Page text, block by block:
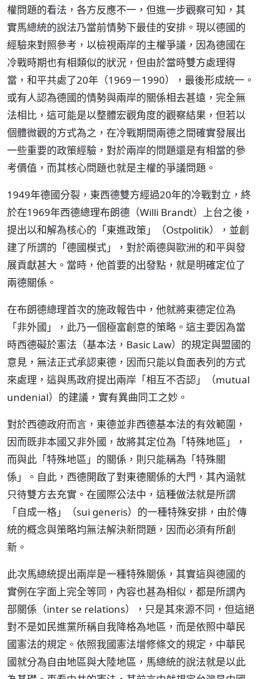
權問題的看法，各方反應不一，但進一步觀察可知，其
實馬總統的說法乃當前情勢下最佳的安排。現以德國的
經驗來對照參考，以檢視兩岸的主權爭議，因為德國在
冷戰時期也有相類似的狀況，但由於當時雙方處理得
當，和平共處了20年（1969－1990），最後形成統一。
或有人認為德國的情勢與兩岸的關係相去甚遠，完全無
法相比，這可能是以整體宏觀角度的觀察結果，但若以
個體微觀的方式為之，在冷戰期間兩德之間確實發展出
一些重要的政策經驗，對於兩岸的問題還是有相當的參
考價值，而其核心問題也就是主權的爭議問題。
1949年德國分裂，東西德雙方經過20年的冷戰對立，終
於在1969年西德總理布朗德（Willi Brandt）上台之後，
提出以和解為核心的「東進政策」（Ostpolitik），並創
建了所謂的「德國模式」，對於兩德與歐洲的和平與發
展貢獻甚大。當時，他首要的出發點，就是明確定位了
兩德關係。
在布朗德總理首次的施政報告中，他就將東德定位為
「非外國」，此乃一個極富創意的策略。這主要因為當
時西德礙於憲法（基本法，Basic Law）的規定與盟國的
意見，無法正式承認東德，因而只能以負面表列的方式
來處理，這與馬政府提出兩岸「相互不否認」（mutual
undenial）的建議，實有異曲同工之妙。
對於西德政府而言，東德並非西德基本法的有效範圍，
因而既非本國又非外國，故將其定位為「特殊地區」，
而與此「特殊地區」的關係，則只能稱為「特殊關
係」。自此，西德開啟了對東德關係的大門，其內涵就
只待雙方去充實。在國際公法中，這種做法就是所謂
「自成一格」（sui generis）的一種特殊安排，由於傳
統的概念與策略均無法解決新問題，因而必須有所創
新。
此次馬總統提出兩岸是一種特殊關係，其實這與德國的
實例在字面上完全等同，內容也甚為相似，都是所謂內
部關係（inter se relations），只是其來源不同，但這絕
對不是如民進黨所稱自我降格為地區，而是依照中華民
國憲法的規定。依照我國憲法增修條文的規定，中華民
國就分為自由地區與大陸地區，馬總統的說法就是以此